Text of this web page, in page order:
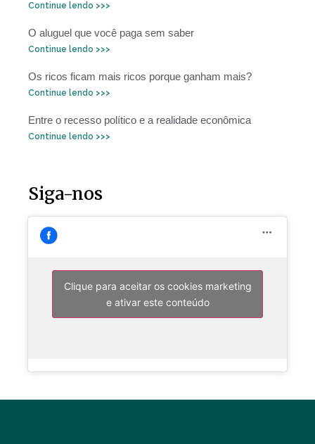
Continue lendo >>>
O aluguel que você paga sem saber
Continue lendo >>>
Os ricos ficam mais ricos porque ganham mais?
Continue lendo >>>
Entre o recesso político e a realidade econômica
Continue lendo >>>
Siga-nos
Clique para aceitar os cookies marketing
e ativar este conteúdo